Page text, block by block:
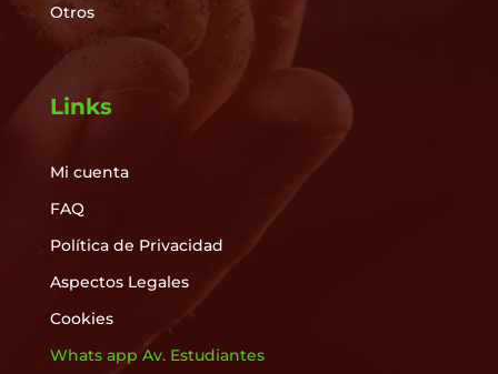
Otros
Links
Mi cuenta
FAQ
Política de Privacidad
Aspectos Legales
Cookies
Whats app Av. Estudiantes